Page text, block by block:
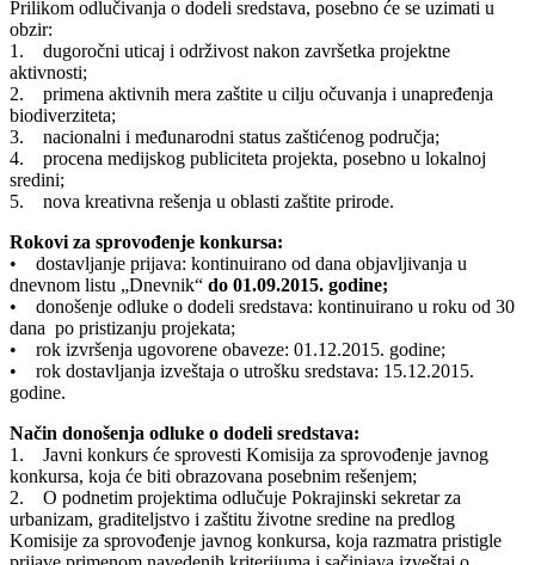
Prilikom odlučivanja o dodeli sredstava, posebno će se uzimati u
obzir:
1. dugoročni uticaj i održivost nakon završetka projektne
aktivnosti;
2. primena aktivnih mera zaštite u cilju očuvanja i unapređenja
biodiverziteta;
3. nacionalni i međunarodni status zaštićenog područja;
4. procena medijskog publiciteta projekta, posebno u lokalnoj
sredini;
5. nova kreativna rešenja u oblasti zaštite prirode.
Rokovi za sprovođenje konkursa:
• dostavljanje prijava: kontinuirano od dana objavljivanja u
dnevnom listu „Dnevnik“ do 01.09.2015. godine;
• donošenje odluke o dodeli sredstava: kontinuirano u roku od 30
dana po pristizanju projekata;
• rok izvršenja ugovorene obaveze: 01.12.2015. godine;
• rok dostavljanja izveštaja o utrošku sredstava: 15.12.2015.
godine.
Način donošenja odluke o dodeli sredstava:
1. Javni konkurs će sprovesti Komisija za sprovođenje javnog
konkursa, koja će biti obrazovana posebnim rešenjem;
2. O podnetim projektima odlučuje Pokrajinski sekretar za
urbanizam, graditeljstvo i zaštitu životne sredine na predlog
Komisije za sprovođenje javnog konkursa, koja razmatra pristigle